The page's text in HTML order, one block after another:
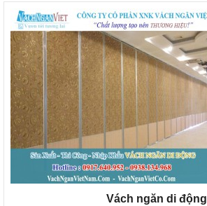
Vách ngăn di động